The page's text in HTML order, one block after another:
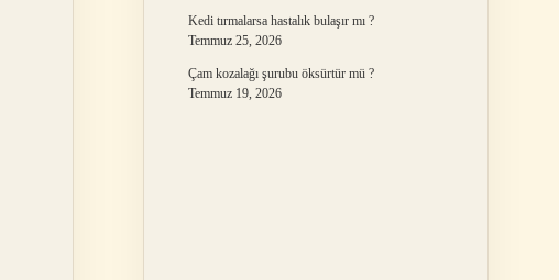
Kedi tırmalarsa hastalık bulaşır mı ?
Temmuz 25, 2026
Çam kozalağı şurubu öksürtür mü ?
Temmuz 19, 2026